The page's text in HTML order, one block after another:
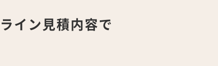
イン 見積内容で